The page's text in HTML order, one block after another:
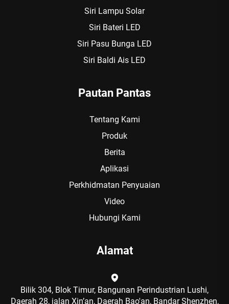
Siri Lampu Solar
Siri Bateri LED
Siri Pasu Bunga LED
Siri Baldi Ais LED
Pautan Pantas
Tentang Kami
Produk
Berita
Aplikasi
Perkhidmatan Penyuaian
Video
Hubungi Kami
Alamat
Bilik 304, Blok Timur, Bangunan Perindustrian Lushi,
Daerah 28, jalan Xin’an, Daerah Bao'an, Bandar Shenzhen,